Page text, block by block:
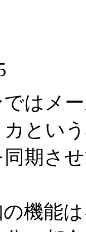
はメ
とい
期さ
機能